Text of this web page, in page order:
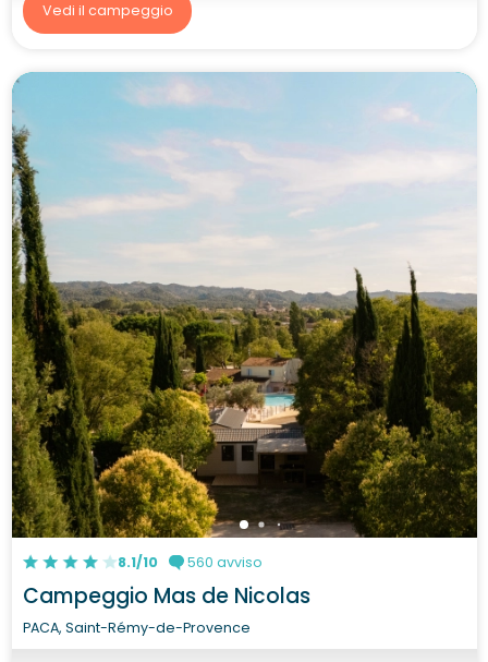
Vedi il campeggio
8.1/10 560 avviso
Campeggio Mas de Nicolas
PACA, Saint-Rémy-de-Provence